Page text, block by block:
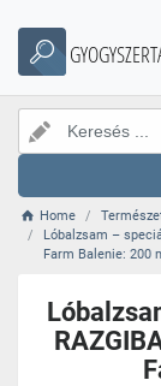
Home
Lóbalzsam –
Farm Balenie: 200